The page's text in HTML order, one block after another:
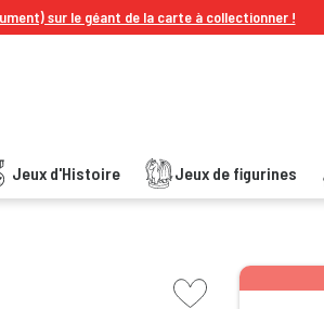
sur le géant de la carte à collectionner !
Jeux d'Histoire Jeux de figurines
picto wishlist